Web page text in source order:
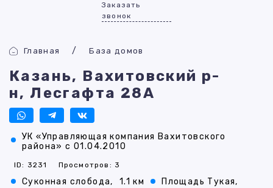
Заказать
звонок
Главная База домов
Казань, Вахитовский р-
н, Лесгафта 28А
УК «Управляющая компания Вахитовского
района» с 01.04.2010
ID: 3231 Просмотров: 3
Суконная слобода, 1.1 км
Площадь Тукая,